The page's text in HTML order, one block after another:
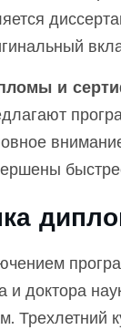
и
и доктора
Трехлетний